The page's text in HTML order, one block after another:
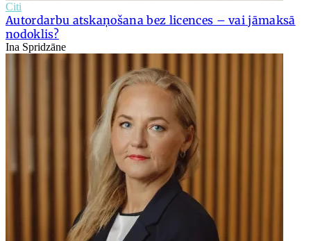
Citi
Autordarbu atskaņošana bez licences – vai jāmaksā
nodoklis?
Ina Spridzāne